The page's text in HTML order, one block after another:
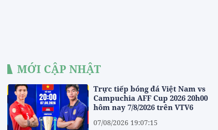
MỚI CẬP NHẬT
Trực tiếp bóng đá Việt Nam vs
Campuchia AFF Cup 2026 20h00
hôm nay 7/8/2026 trên VTV6
07/08/2026 19:07:15